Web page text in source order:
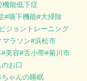
機能低下症
嚥下機能 大掃除
ジョントレーニング
マラソン 浜松市
美容 舌小帯 菊川市
お口
ちゃんの睡眠